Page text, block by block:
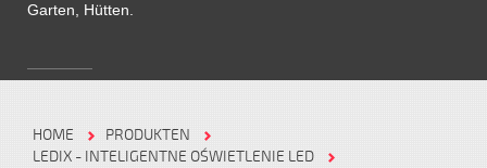
Garten, Hütten.
HOME
PRODUKTEN
LEDIX - INTELIGENTNE OŚWIETLENIE LED